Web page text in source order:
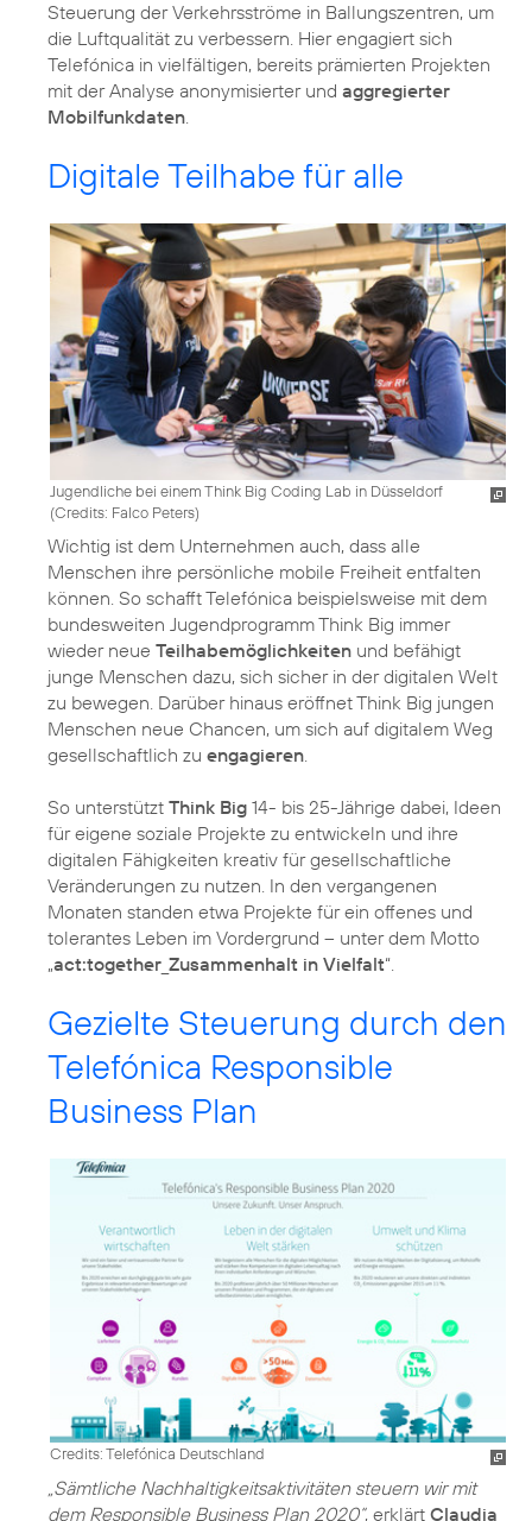
Steuerung der Verkehrsströme in Ballungszentren, um
die Luftqualität zu verbessern. Hier engagiert sich
Telefónica in vielfältigen, bereits prämierten Projekten
mit der Analyse anonymisierter und aggregierter
Mobilfunkdaten
Digitale Teilhabe für alle
Jugendliche bei einem Think Big Coding Lab in Düsseldorf
(Credits: Falco Peters)
Wichtig ist dem Unternehmen auch, dass alle
Menschen ihre persönliche mobile Freiheit entfalten
können. So schafft Telefónica beispielsweise mit dem
bundesweiten Jugendprogramm Think Big immer
wieder neue Teilhabemöglichkeiten und befähigt
junge Menschen dazu, sich sicher in der digitalen Welt
zu bewegen. Darüber hinaus eröffnet Think Big jungen
Menschen neue Chancen, um sich auf digitalem Weg
gesellschaftlich zu engagieren.
So unterstützt Think Big 14- bis 25-Jährige dabei, Ideen
für eigene soziale Projekte zu entwickeln und ihre
digitalen Fähigkeiten kreativ für gesellschaftliche
Veränderungen zu nutzen. In den vergangenen
Monaten standen etwa Projekte für ein offenes und
tolerantes Leben im Vordergrund – unter dem Motto
„act:together_Zusammenhalt in Vielfalt“.
Gezielte Steuerung durch den
Telefónica Responsible
Business Plan
Credits: Telefónica Deutschland
„Sämtliche Nachhaltigkeitsaktivitäten steuern wir mit
dem Responsible Business Plan 2020“, erklärt Claudia